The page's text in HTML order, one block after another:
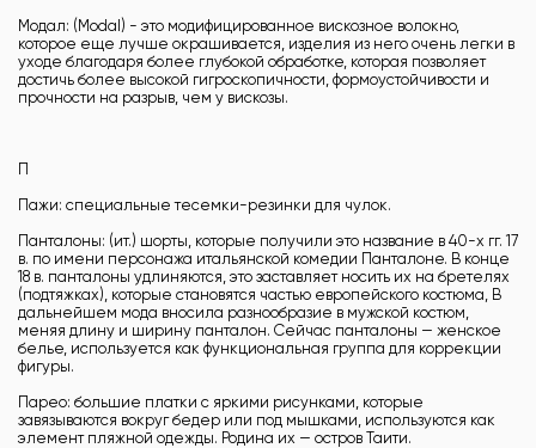
Модал: (Modal) - это модифицированное вискозное волокно,
которое еще лучше окрашивается, изделия из него очень легки в
уходе благодаря более глубокой обработке, которая позволяет
достичь более высокой гигроскопичности, формоустойчивости и
прочности на разрыв, чем у вискозы.
П
Пажи: специальные тесемки-резинки для чулок.
Панталоны: (ит.) шорты, которые получили это название в 40-х гг. 17
в. по имени персонажа итальянской комедии Панталоне. В конце
18 в. панталоны удлиняются, это заставляет носить их на бретелях
(подтяжках), которые становятся частью европейского костюма, В
дальнейшем мода вносила разнообразие в мужской костюм,
меняя длину и ширину панталон. Сейчас панталоны — женское
белье, используется как функциональная группа для коррекции
фигуры.
Парео: большие платки с яркими рисунками, которые
завязываются вокруг бедер или под мышками, используются как
элемент пляжной одежды. Родина их — остров Таити.